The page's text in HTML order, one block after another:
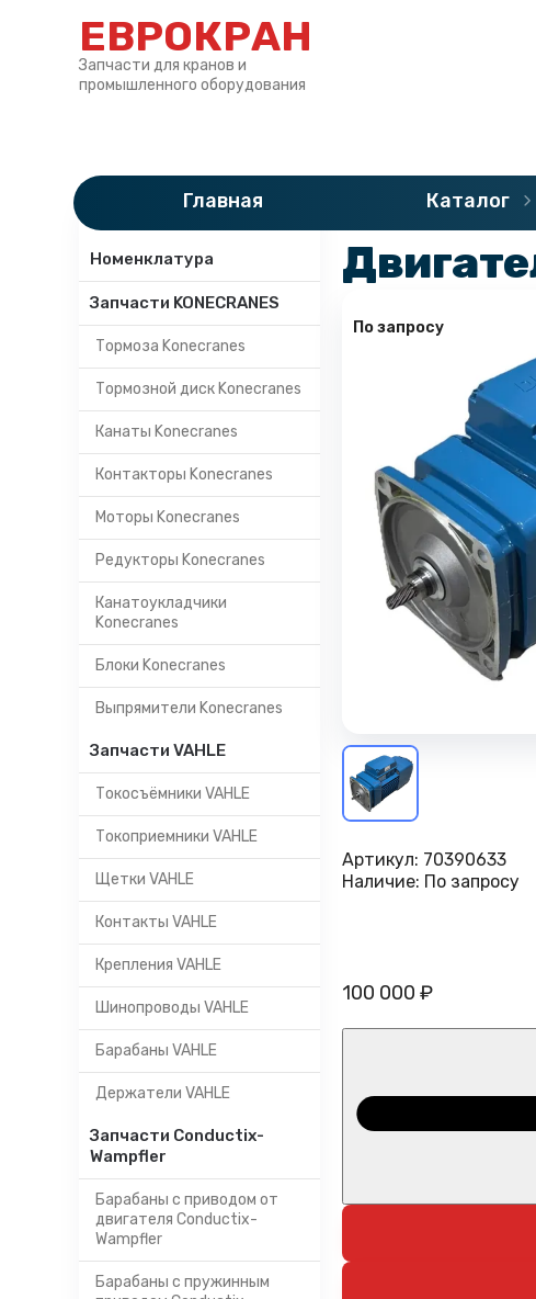
ЕВРОКРАН
Запчасти для кранов и
промышленного оборудования
Главная Каталог
Категории
Номенклатура
Запчасти KONECRANES
Тормоза Konecranes
Тормозной диск Konecranes
Канаты Konecranes
Контакторы Konecranes
Моторы Konecranes
Редукторы Konecranes
Канатоукладчики
Konecranes
Блоки Konecranes
Выпрямители Konecranes
Запчасти VAHLE
Токосъёмники VAHLE
Токоприемники VAHLE
Щетки VAHLE
Контакты VAHLE
Крепления VAHLE
Шинопроводы VAHLE
Барабаны VAHLE
Держатели VAHLE
Запчасти Conductix-
Wampfler
Барабаны с приводом от
двигателя Conductix-
Wampfler
Барабаны с пружинным
»Каталог »
По запросу
Артикул: 70390633
Наличие: По запросу
100 000 ₽